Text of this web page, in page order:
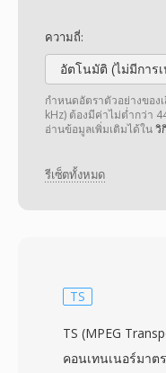
ความถี่:
อัตโนมัติ (ไม่มีการ
กำหนดอัตราตัวอย่างของ
kHz) ต้องมีค่าไม่ต่ำกว่า
อ่านข้อมูลเพิ่มเติมได้ในวิ
รีเซ็ตทั้งหมด
TS
TS (MPEG
คอนเทนเนอร์มา